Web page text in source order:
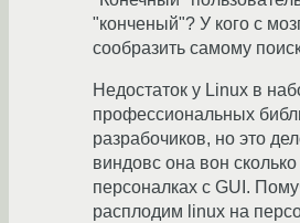
"конченый"? У кого с
сообразить самому
Недостаток у Linux в
профессиональных
разрабочиков, но это
виндовс она вон
персоналках с GUI.
расплодим linux на